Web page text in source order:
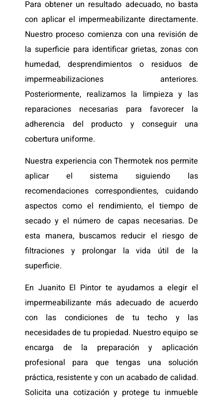
Para obtener un resultado adecuado, no basta
con aplicar el impermeabilizante directamente.
Nuestro proceso comienza con una revisión de
la superficie para identificar grietas, zonas con
humedad, desprendimientos o residuos de
impermeabilizaciones anteriores.
Posteriormente, realizamos la limpieza y las
reparaciones necesarias para favorecer la
adherencia del producto y conseguir una
cobertura uniforme.
Nuestra experiencia con Thermotek nos permite
aplicar el sistema siguiendo las
recomendaciones correspondientes, cuidando
aspectos como el rendimiento, el tiempo de
secado y el número de capas necesarias. De
esta manera, buscamos reducir el riesgo de
filtraciones y prolongar la vida útil de la
superficie.
En Juanito El Pintor te ayudamos a elegir el
impermeabilizante más adecuado de acuerdo
con las condiciones de tu techo y las
necesidades de tu propiedad. Nuestro equipo se
encarga de la preparación y aplicación
profesional para que tengas una solución
práctica, resistente y con un acabado de calidad.
Solicita una cotización y protege tu inmueble